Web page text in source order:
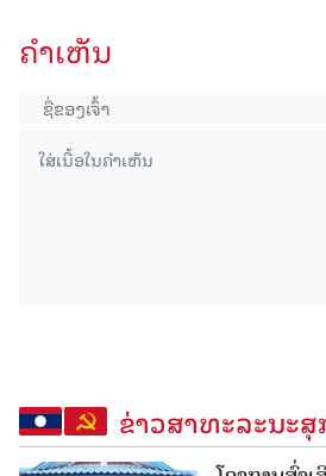
ຄໍາເຫັນ
ຂ່າວສາທະລະນະສຸ